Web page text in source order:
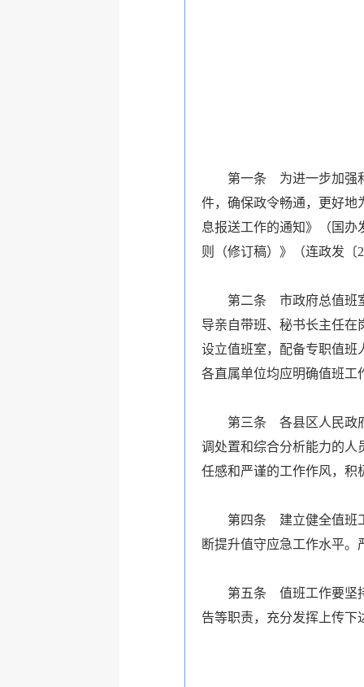
第一条 为进一步加强和
件，确保政令畅通，更好地
息报送工作的通知》（国办
则（修订稿）》（连政发〔
第二条 市政府总值班室
导亲自带班、秘书长主任在
设立值班室，配备专职值班
各直属单位均应明确值班工
第三条 各县区人民政府
调处置和综合分析能力的人
任感和严谨的工作作风，积
第四条 建立健全值班工
断提升值守应急工作水平
第五条 值班工作要坚持
告等职责，充分发挥上传下